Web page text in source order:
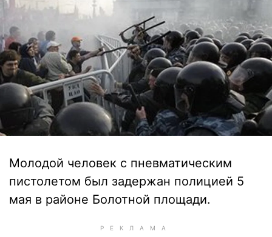
Молодой человек с пневматическим
пистолетом был задержан полицией 5
мая в районе Болотной площади.